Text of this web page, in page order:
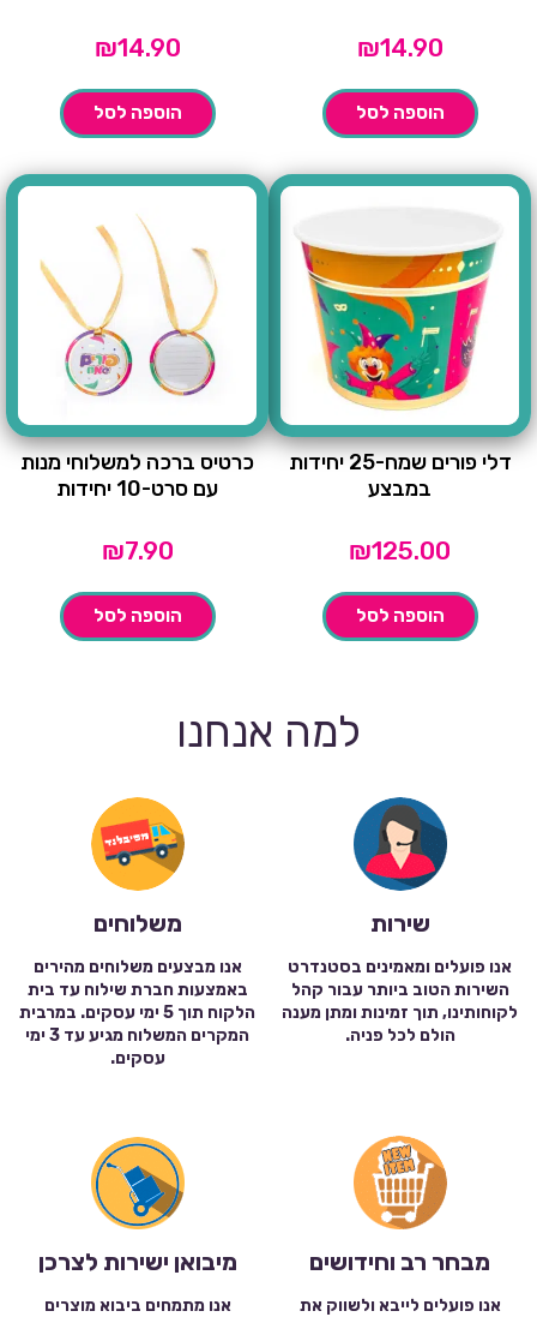
₪14.90
הוספה לסל
₪14.90
הוספה לסל
דלי פורים שמח-25 יחידות
במבצע
₪125.00
הוספה לסל
כרטיס ברכה למשלוחי מנות
עם סרט-10 יחידות
₪7.90
הוספה לסל
למה אנחנו
שירות
אנו פועלים ומאמינים בסטנדרט
השירות הטוב ביותר עבור קהל
לקוחותינו, תוך זמינות ומתן מענה
הולם לכל פניה.
משלוחים
אנו מבצעים משלוחים מהירים
באמצעות חברת שילוח עד בית
הלקוח תוך 5 ימי עסקים. במרבית
המקרים המשלוח מגיע עד 3 ימי
עסקים.
מבחר רב וחידושים
אנו פועלים לייבא ולשווק את
מיבואן ישירות לצרכן
אנו מתמחים ביבוא מוצרים